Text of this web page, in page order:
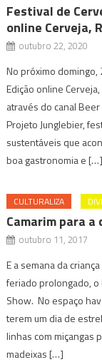
Festival de
online Cerveja,
outubro 22, 2020
No próximo domingo,
Edição online
através do canal
Projeto Junglebier,
sustentáveis que
boa gastronomia e […]
CULTURALIZA
Camarim para a
outubro 11, 2017
E a semana da
feriado prolongado, o
Show. No espaço
terem um dia de
linhas com miçangas
madeixas […]